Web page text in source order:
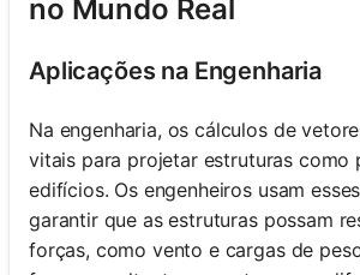
no Mundo Real
Aplicações na Engenharia
Na engenharia, os cálculos de
vitais para projetar estruturas como
edifícios. Os engenheiros usam
garantir que as estruturas possam
forças, como vento e cargas de